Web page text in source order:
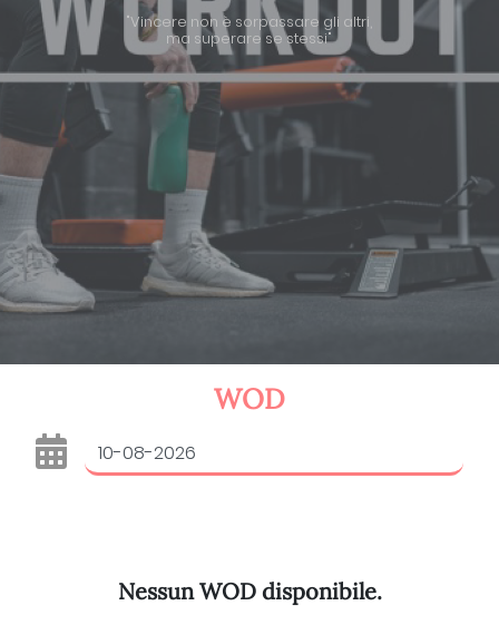
"Vincere non è sorpassare gli altri,
ma superare se stessi"
WOD
Nessun WOD disponibile.